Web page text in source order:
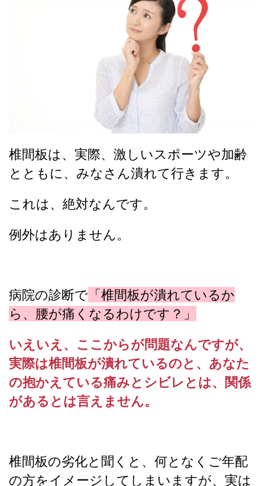
椎間板は、実際、激しいスポーツや加齢
とともに、みなさん潰れて行きます。
これは、絶対なんです。
例外はありません。
病院の診断で 「椎間板が潰れているか
ら、腰が痛くなるわけです？」
いえいえ、ここからが問題なんですが、
実際は椎間板が潰れているのと、あなた
の抱かえている痛みとシビレとは、関係
があるとは言えません。
椎間板の劣化と聞くと、何となくご年配
の方をイメージしてしまいますが、実は